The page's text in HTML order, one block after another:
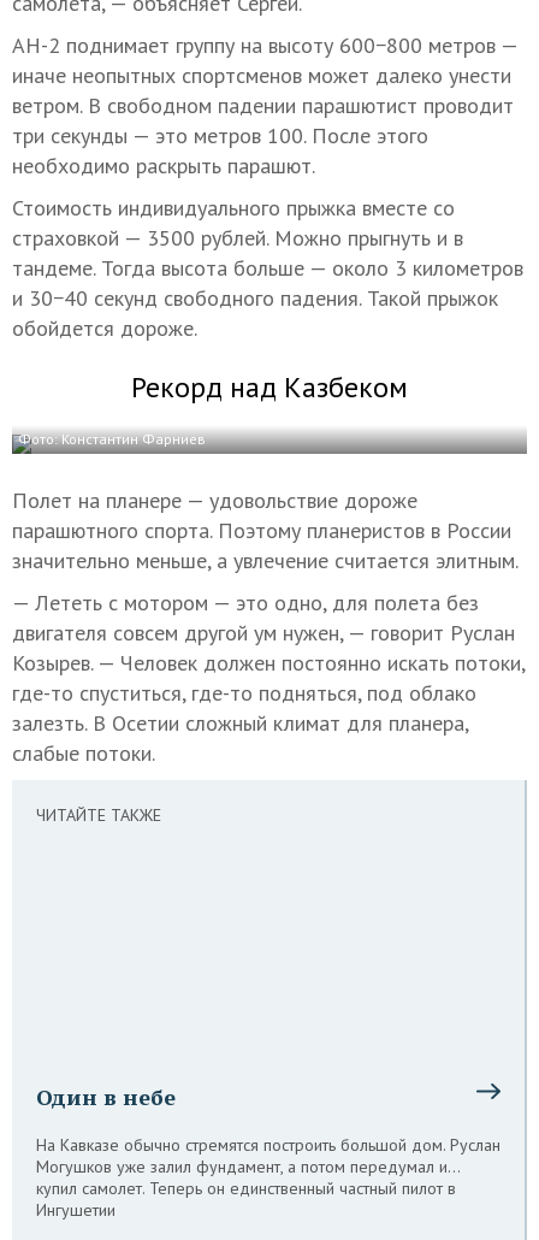
АН-2 поднимает группу на высоту 600−800 метров —
иначе неопытных спортсменов может далеко унести
ветром. В свободном падении парашютист проводит
три секунды — это метров 100. После этого
необходимо раскрыть парашют.
Стоимость индивидуального прыжка вместе со
страховкой — 3500 рублей. Можно прыгнуть и в
тандеме. Тогда высота больше — около 3 километров
и 30−40 секунд свободного падения. Такой прыжок
обойдется дороже.
Рекорд над Казбеком
Фото: Константин Фарниев
Полет на планере — удовольствие дороже
парашютного спорта. Поэтому планеристов в России
значительно меньше, а увлечение считается элитным.
— Лететь с мотором — это одно, для полета без
двигателя совсем другой ум нужен, — говорит Руслан
Козырев. — Человек должен постоянно искать потоки,
где-то спуститься, где-то подняться, под облако
залезть. В Осетии сложный климат для планера,
слабые потоки.
ЧИТАЙТЕ ТАКЖЕ
Один в небе
На Кавказе обычно стремятся построить большой дом. Руслан
Могушков уже залил фундамент, а потом передумал и…
купил самолет. Теперь он единственный частный пилот в
Ингушетии